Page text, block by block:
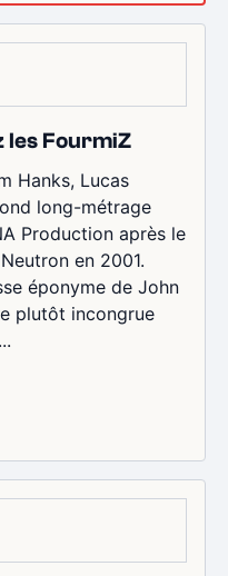
les FourmiZ
Hanks, Lucas
long-métrage
Production après le
en 2001.
éponyme de John
plutôt incongrue